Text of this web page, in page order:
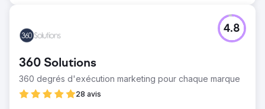
organique a entraîné une augmentation de 600 % des
locations de bennes commerciales et résidentielles.
360 Solutions
360 degrés d'exécution marketing pour chaque marque
28 avis
4.8